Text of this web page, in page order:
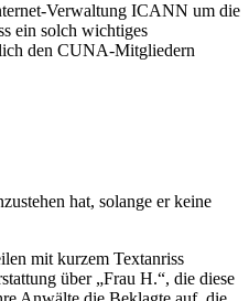
Verwaltung ICANN um die
ein solch wichtiges
den CUNA-Mitgliedern
hat, solange er keine
mit kurzem Textanriss
über „Frau H.“, die diese